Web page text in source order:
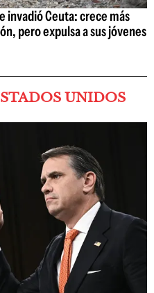
invadió Ceuta: crece más
pero expulsa a sus jóvenes
UNIDOS